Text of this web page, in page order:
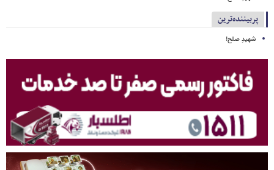
پربیننده‌ترین
شهیدِ صلح!